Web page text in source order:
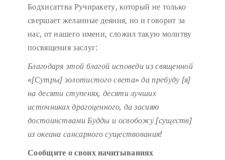
Бодхисаттва Ручиракету, который не только
свершает желанные деяния, но и говорит за
нас, от нашего имени, сложил такую молитву
посвящения заслуг:
Благодаря этой благой исповедииз священной
«[Сутры] золотистого света» да пребуду [я]
на десяти ступенях, десяти лучших
источниках драгоценного, да засияю
достоинствами Будды и освобожу [существ]
из океана сансарного существования!
Сообщите о своих начитываниях